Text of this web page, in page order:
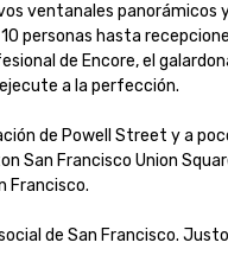
ventanales panorámicos
personas hasta
de Encore, el
a la perfección.
de Powell Street y a
San Francisco Union
Francisco.
de San Francisco.